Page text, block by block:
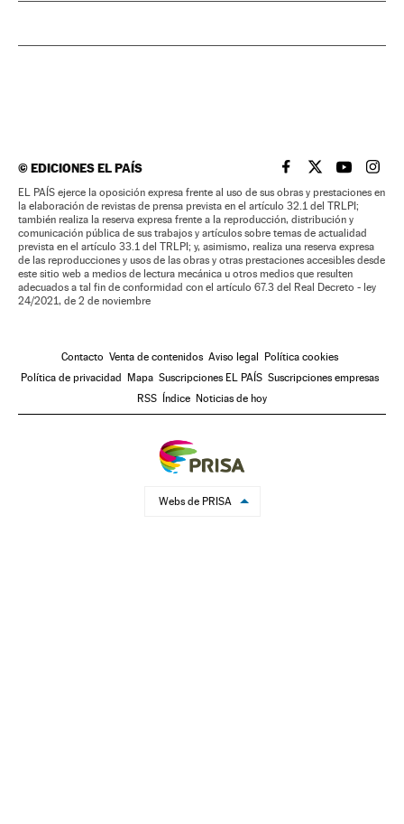
©EDICIONES EL PAÍS EL PAÍS BRASIL EN
EL PAÍSEL PAÍS
EL
EL PAÍS ejerce la oposición expresa frente al uso de sus obras y prestaciones en
la elaboración de revistas de prensa prevista en el artículo 32.1 del TRLPI;
también realiza la reserva expresa frente a la reproducción, distribución y
comunicación pública de sus trabajos y artículos sobre temas de actualidad
prevista en el artículo 33.1 del TRLPI; y, asimismo, realiza una reserva expresa
de las reproducciones y usos de las obras y otras prestaciones accesibles desde
este sitio web a medios de lectura mecánica u otros medios que resulten
adecuados a tal fin de conformidad con el artículo 67.3 del Real Decreto - ley
24/2021, de 2 de noviembre
Contacto Venta de contenidos Aviso legal
Política cookies
Política de privacidad
Mapa Suscripciones EL PAÍS Suscripciones empresas
RSS
Índice Noticias de hoy
Webs de PRISA